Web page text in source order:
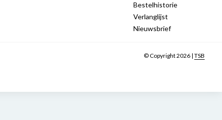
Bestelhistorie
Verlanglijst
Nieuwsbrief
© Copyright 2026 | TSB